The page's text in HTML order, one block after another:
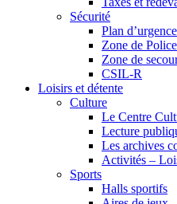
Sécurité
Plan
Zone de
Zone de
CSIL-R
Loisirs et détente
Culture
Le Centre
Lecture
Les archives
Activités –
Sports
Halls sportifs